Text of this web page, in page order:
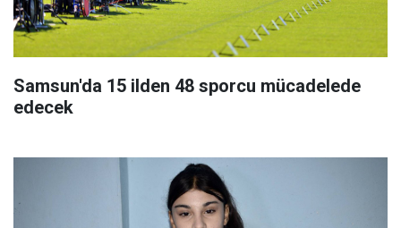
Samsun'da 15 ilden 48 sporcu mücadelede
edecek